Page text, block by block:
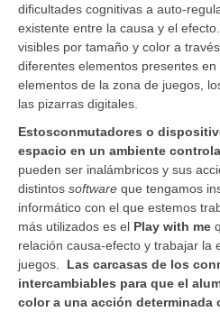
dificultades cognitivas a auto-
existente entre la causa y el
visibles por tamaño y color a
diferentes elementos presentes
elementos de la zona de juegos,
las pizarras digitales.
Estosconmutadores o
espacio en un ambiente
pueden ser inalámbricos y sus
distintos software que tengamos
informático con el que estemos
más utilizados es el Play with me
relación causa-efecto y trabajar la
juegos. Las carcasas de los
intercambiables para que el
color a una acción determinada